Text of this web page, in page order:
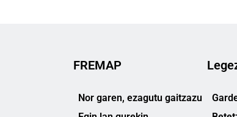
FREMAP
Nor garen, ezagutu gaitzazu